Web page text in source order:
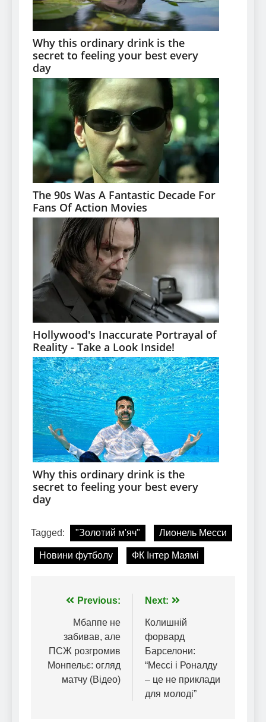
Tagged: "Золотий м'яч" Лионель Месси
Новини футболу ФК Інтер Маямі
Навігація
записів
Previous:
Мбаппе не
забивав, але
ПСЖ розгромив
Монпельє: огляд
матчу (Відео)
Next:
Колишній
форвард
Барселони:
“Мессі і Роналду
– це не приклади
для молоді”